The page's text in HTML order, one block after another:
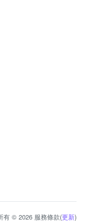
有 © 2026 服務條款(更新)